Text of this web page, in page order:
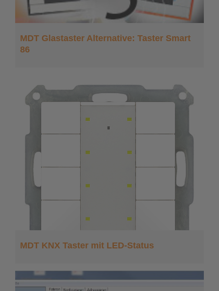
MDT Glastaster Alternative: Taster Smart
86
MDT KNX Taster mit LED-Status